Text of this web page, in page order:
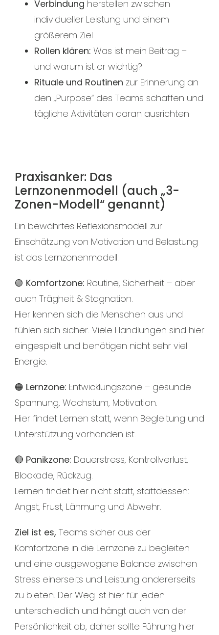
Verbindung herstellen zwischen
individueller Leistung und einem
größerem Ziel
Rollen klären: Was ist mein Beitrag –
und warum ist er wichtig?
Rituale und Routinen zur Erinnerung an
den „Purpose“ des Teams schaffen und
tägliche Aktivitäten daran ausrichten
Praxisanker: Das
Lernzonenmodell (auch „3-
Zonen-Modell“ genannt)
Ein bewährtes Reflexionsmodell zur
Einschätzung von Motivation und Belastung
ist das Lernzonenmodell:
🟢 Komfortzone: Routine, Sicherheit – aber
auch Trägheit & Stagnation.
Hier kennen sich die Menschen aus und
fühlen sich sicher. Viele Handlungen sind hier
eingespielt und benötigen nicht sehr viel
Energie.
🟠 Lernzone: Entwicklungszone – gesunde
Spannung, Wachstum, Motivation.
Hier findet Lernen statt, wenn Begleitung und
Unterstützung vorhanden ist.
🔴 Panikzone: Dauerstress, Kontrollverlust,
Blockade, Rückzug.
Lernen findet hier nicht statt, stattdessen:
Angst, Frust, Lähmung und Abwehr.
Ziel ist es, Teams sicher aus der
Komfortzone in die Lernzone zu begleiten
und eine ausgewogene Balance zwischen
Stress einerseits und Leistung andererseits
zu bieten. Der Weg ist hier für jeden
unterschiedlich und hängt auch von der
Persönlichkeit ab, daher sollte Führung hier